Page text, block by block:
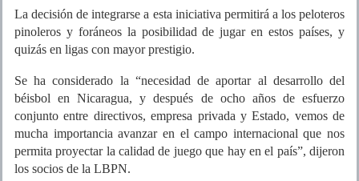
La decisión de integrarse a esta iniciativa permitirá a los peloteros
pinoleros y foráneos la posibilidad de jugar en estos países, y
quizás en ligas con mayor prestigio.
Se ha considerado la “necesidad de aportar al desarrollo del
béisbol en Nicaragua, y después de ocho años de esfuerzo
conjunto entre directivos, empresa privada y Estado, vemos de
mucha importancia avanzar en el campo internacional que nos
permita proyectar la calidad de juego que hay en el país”, dijeron
los socios de la LBPN.